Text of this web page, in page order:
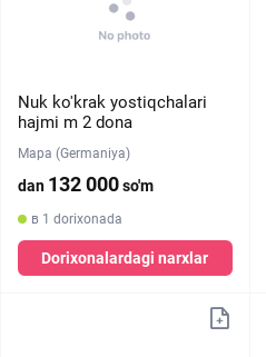
Nuk ko'krak yostiqchalari
hajmi m 2 dona
Mapa (Germaniya)
dan 132 000so'm
в 1 dorixonada
Dorixonalardagi narxlar